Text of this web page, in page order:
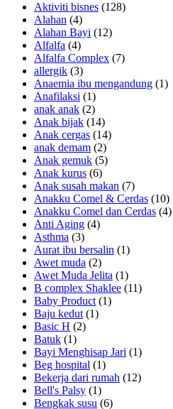
Aktiviti bisnes (128)
Alahan (4)
Alahan Bayi (12)
Alfalfa (4)
Alfalfa Complex (7)
allergik (3)
Anaemia ibu mengandung (1)
Anafilaksi (1)
anak anak (2)
Anak bijak (14)
Anak cergas (14)
anak demam (2)
Anak gemuk (5)
Anak kurus (6)
Anak susah makan (7)
Anakku Comel & Cerdas (10)
Anakku Comel dan Cerdas (4)
Anti Aging (4)
Asthma (3)
Aurat ibu bersalin (1)
Awet muda (2)
Awet Muda Jelita (1)
B complex Shaklee (11)
Baby Product (1)
Baju kedut (1)
Basic H (2)
Batuk (1)
Bayi Menghisap Jari (1)
Beg hospital (1)
Bekerja dari rumah (12)
Bell's Palsy (1)
Bengkak susu (6)